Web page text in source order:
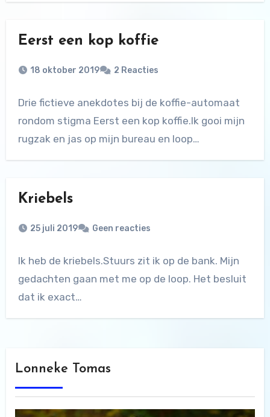
Eerst een kop koffie
18 oktober 2019 2 Reacties
Drie fictieve anekdotes bij de koffie-automaat
rondom stigma Eerst een kop koffie.Ik gooi mijn
rugzak en jas op mijn bureau en loop…
Kriebels
25 juli 2019 Geen reacties
Ik heb de kriebels.Stuurs zit ik op de bank. Mijn
gedachten gaan met me op de loop. Het besluit
dat ik exact…
Lonneke Tomas